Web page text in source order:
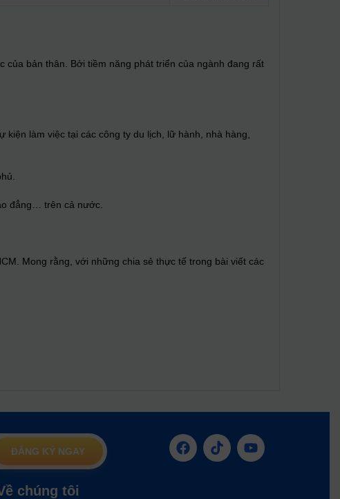
của bản thân. Bởi tiềm năng phát triển của ngành đang rất
làm việc tại các công ty du lịch, lữ hành, nhà hàng,
đẳng… trên cả nước.
Mong rằng, với những chia sẻ thực tế trong bài viết các
ĐĂNG KÝ NGAY
chúng tôi